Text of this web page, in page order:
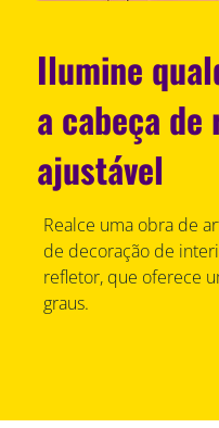
Ilumine
a cabeça
ajustável
Realce uma obra de
de decoração de
refletor, que oferece
graus.